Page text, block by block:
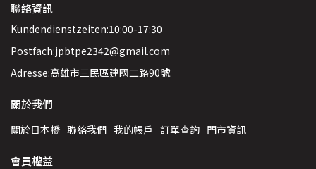
聯絡資訊
Kundendienstzeiten:10:00-17:30
Postfach:jpbtpe2342@gmail.com
Adresse:高雄市三民區建國二路90號
關於我們
關於日本橋 聯絡我們 我的帳戶 訂單查詢 門市資訊
會員權益